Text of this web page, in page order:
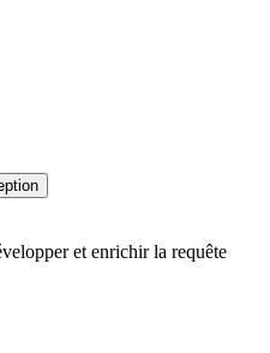
et enrichir la requête